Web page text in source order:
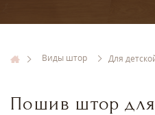
Виды штор Для
Пошив штор